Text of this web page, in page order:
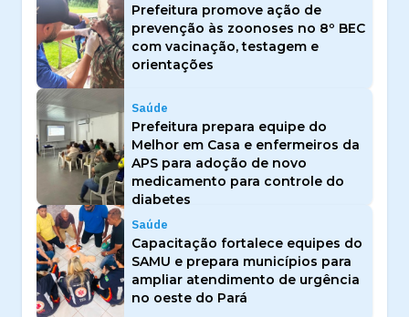
Prefeitura promove ação de
prevenção às zoonoses no 8º BEC
com vacinação, testagem e
orientações
Saúde
Prefeitura prepara equipe do
Melhor em Casa e enfermeiros da
APS para adoção de novo
medicamento para controle do
diabetes
Saúde
Capacitação fortalece equipes do
SAMU e prepara municípios para
ampliar atendimento de urgência
no oeste do Pará